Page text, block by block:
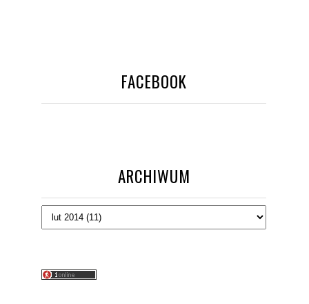
FACEBOOK
ARCHIWUM